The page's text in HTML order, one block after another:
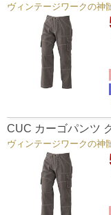
ヴィンテージワークの神
CUC カーゴパンツ
ヴィンテージワークの神